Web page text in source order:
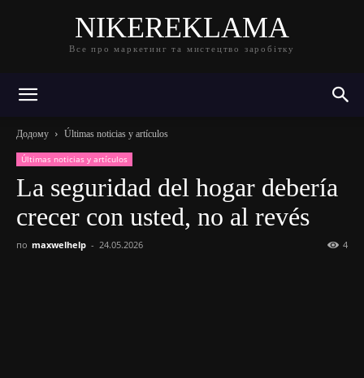
NIKEREKLAMA
Все про маркетинг та мистецтво заробітку
Додому Últimas noticias y artículos
Últimas noticias y artículos
La seguridad del hogar debería
crecer con usted, no al revés
по maxwelhelp - 24.05.2026 4